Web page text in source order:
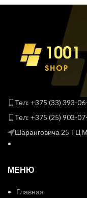
Тел: +375 (33) 393-
Тел: +375 (25) 903-
Шаранговича 25 ТЦ
МЕНЮ
Главная